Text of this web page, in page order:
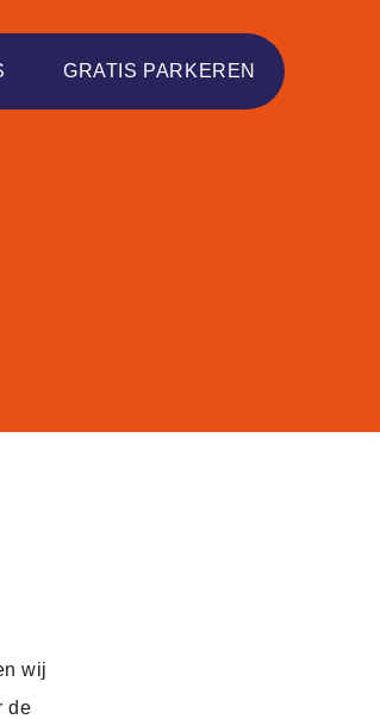
GRATIS PARKEREN
wij
de